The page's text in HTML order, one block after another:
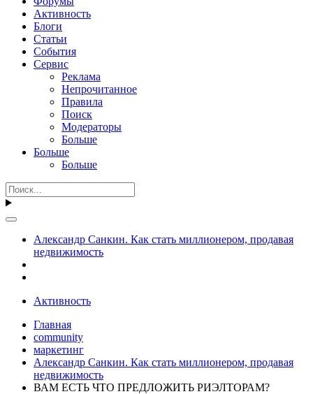
Активность
Блоги
Статьи
События
Сервис
Реклама
Непрочитанное
Правила
Поиск
Модераторы
Больше
Больше
Больше
Александр Санкин. Как стать миллионером, продавая
недвижимость
Активность
Главная
community
маркетинг
Александр Санкин. Как стать миллионером, продавая
недвижимость
ВАМ ЕСТЬ ЧТО ПРЕДЛОЖИТЬ РИЭЛТОРАМ?